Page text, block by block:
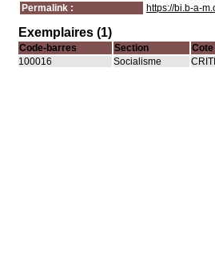
Permalink :
https://bi.b-a-
Exemplaires (1)
Code-barres Section
Cote
100016
Socialisme